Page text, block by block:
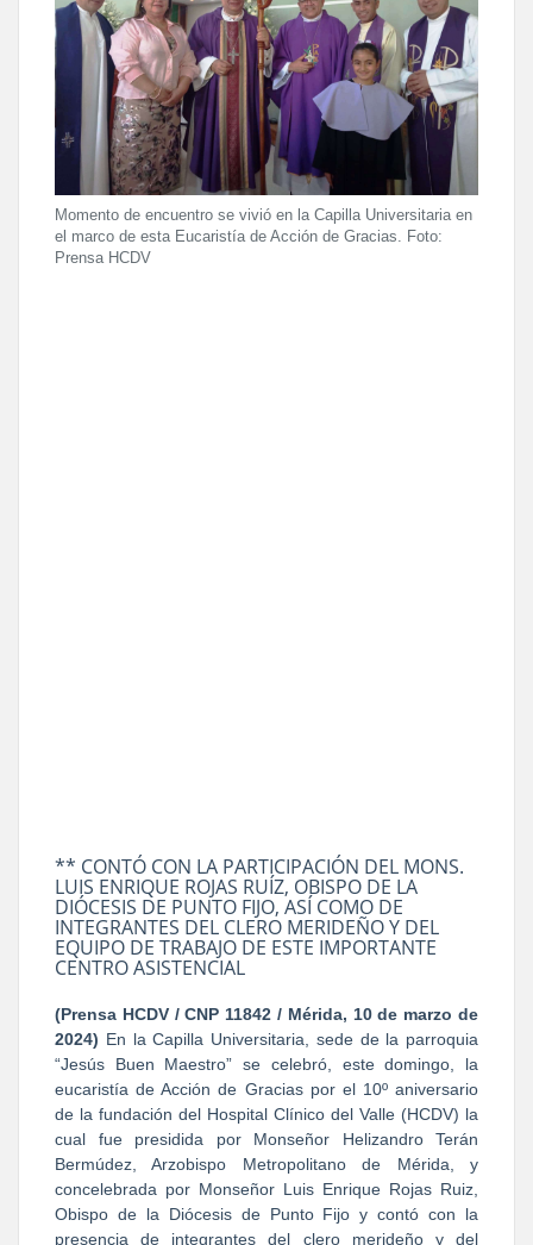
Momento de encuentro se vivió en la Capilla Universitaria en
el marco de esta Eucaristía de Acción de Gracias. Foto:
Prensa HCDV
** CONTÓ CON LA PARTICIPACIÓN DEL MONS.
LUIS ENRIQUE ROJAS RUÍZ, OBISPO DE LA
DIÓCESIS DE PUNTO FIJO, ASÍ COMO DE
INTEGRANTES DEL CLERO MERIDEÑO Y DEL
EQUIPO DE TRABAJO DE ESTE IMPORTANTE
CENTRO ASISTENCIAL
(Prensa HCDV / CNP 11842 / Mérida, 10 de marzo de
2024) En la Capilla Universitaria, sede de la parroquia
“Jesús Buen Maestro” se celebró, este domingo, la
eucaristía de Acción de Gracias por el 10º aniversario
de la fundación del Hospital Clínico del Valle (HCDV) la
cual fue presidida por Monseñor Helizandro Terán
Bermúdez, Arzobispo Metropolitano de Mérida, y
concelebrada por Monseñor Luis Enrique Rojas Ruiz,
Obispo de la Diócesis de Punto Fijo y contó con la
presencia de integrantes del clero merideño y del